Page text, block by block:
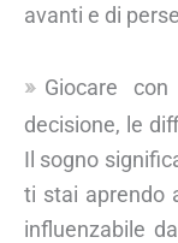
avanti e di
Giocare
decisione, le
Il sogno
ti stai aprendo
influenzabile